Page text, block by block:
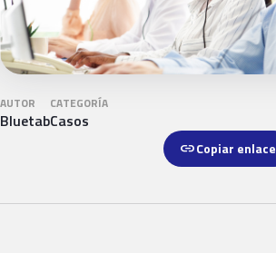
AUTOR
Bluetab
CATEGORÍA
Casos
linkCopiar enlace